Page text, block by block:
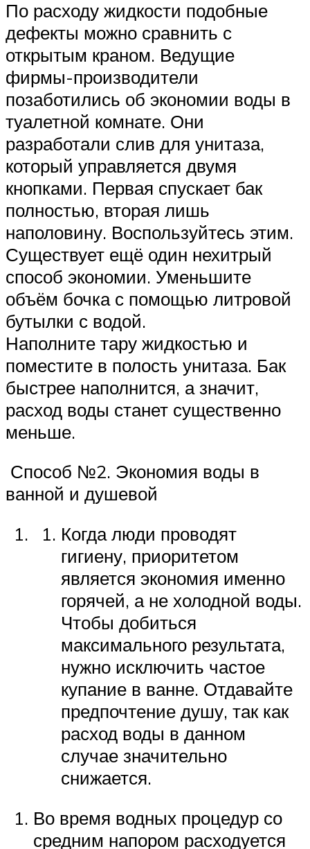
По расходу жидкости подобные
дефекты можно сравнить с
открытым краном. Ведущие
фирмы-производители
позаботились об экономии воды в
туалетной комнате. Они
разработали слив для унитаза,
который управляется двумя
кнопками. Первая спускает бак
полностью, вторая лишь
наполовину. Воспользуйтесь этим.
Существует ещё один нехитрый
способ экономии. Уменьшите
объём бочка с помощью литровой
бутылки с водой.
Наполните тару жидкостью и
поместите в полость унитаза. Бак
быстрее наполнится, а значит,
расход воды станет существенно
меньше.
Способ №2. Экономия воды в
ванной и душевой
Когда люди проводят
гигиену, приоритетом
является экономия именно
горячей, а не холодной воды.
Чтобы добиться
максимального результата,
нужно исключить частое
купание в ванне. Отдавайте
предпочтение душу, так как
расход воды в данном
случае значительно
снижается.
Во время водных процедур со
средним напором расходуется